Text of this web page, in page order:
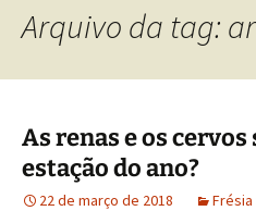
Arquivo da tag:
As renas e os
estação do ano?
22 de março de 2018 Frésia